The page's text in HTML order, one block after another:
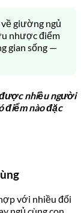
giường ngủ
nhược điểm
gian sống —
nhiều người
điểm nào đặc
với nhiều đối